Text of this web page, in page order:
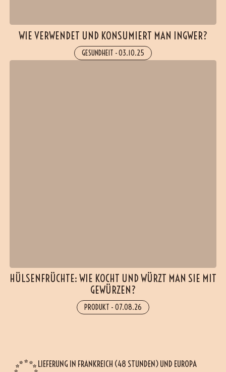
WIE VERWENDET UND KONSUMIERT MAN INGWER?
GESUNDHEIT -03.10.25
HÜLSENFRÜCHTE: WIE KOCHT UND WÜRZT MAN SIE MIT
GEWÜRZEN?
PRODUKT - 07.08.26
LIEFERUNG IN FRANKREICH (48 STUNDEN) UND EUROPA